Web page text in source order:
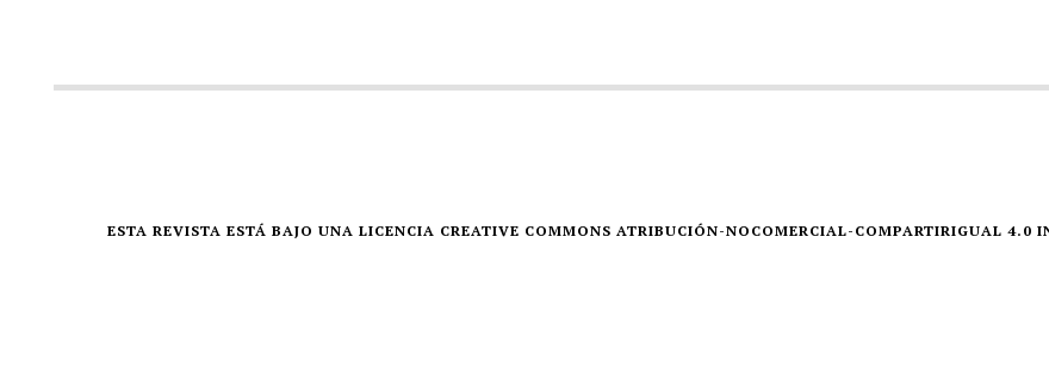
ESTA REVISTA ESTÁ BAJO UNA LICENCIA CREATIVE COMMONS ATRIBUCIÓN-NOCOMERCIAL-COMPARTIRIGUAL 4.0